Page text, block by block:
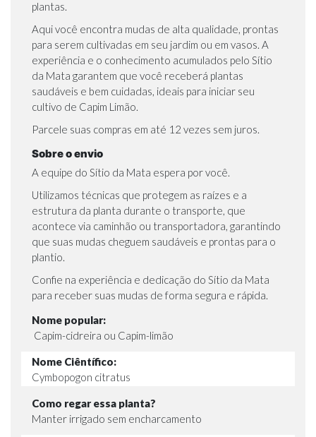
plantas.
Aqui você encontra mudas de alta qualidade, prontas
para serem cultivadas em seu jardim ou em vasos. A
experiência e o conhecimento acumulados pelo Sítio
da Mata garantem que você receberá plantas
saudáveis e bem cuidadas, ideais para iniciar seu
cultivo de Capim Limão.
Parcele suas compras em até 12 vezes sem juros.
Sobre o envio
A equipe do Sítio da Mata espera por você.
Utilizamos técnicas que protegem as raízes e a
estrutura da planta durante o transporte, que
acontece via caminhão ou transportadora, garantindo
que suas mudas cheguem saudáveis e prontas para o
plantio.
Confie na experiência e dedicação do Sítio da Mata
para receber suas mudas de forma segura e rápida.
Nome popular:
Capim-cidreira ou Capim-limão
Nome Ciêntífico:
Cymbopogon citratus
Como regar essa planta?
Manter irrigado sem encharcamento